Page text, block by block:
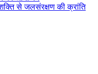
से जलसंरक्षण की क्रांति